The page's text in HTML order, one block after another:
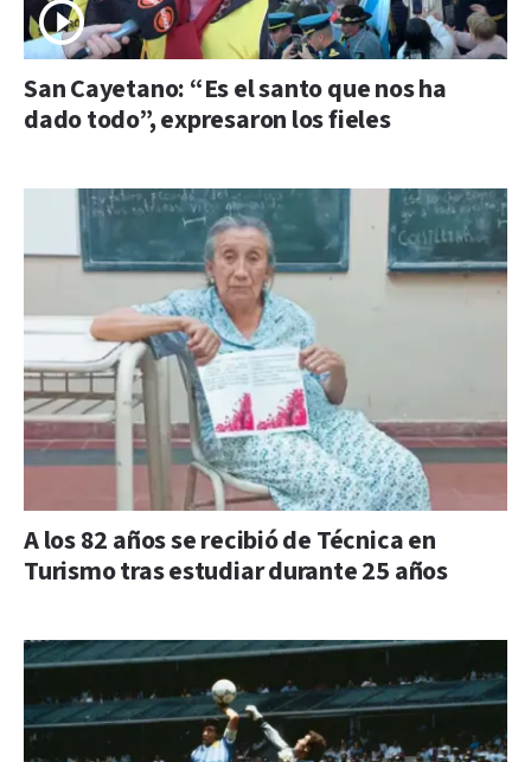
San Cayetano: “Es el santo que nos ha
dado todo”, expresaron los fieles
A los 82 años se recibió de Técnica en
Turismo tras estudiar durante 25 años